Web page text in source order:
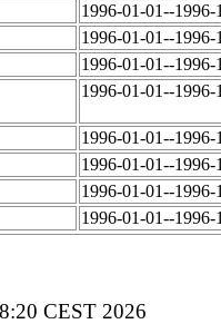
1996-01-01--
1996-01-01--
1996-01-01--
1996-01-01--
1996-01-01--
1996-01-01--
1996-01-01--
1996-01-01--
CEST 2026